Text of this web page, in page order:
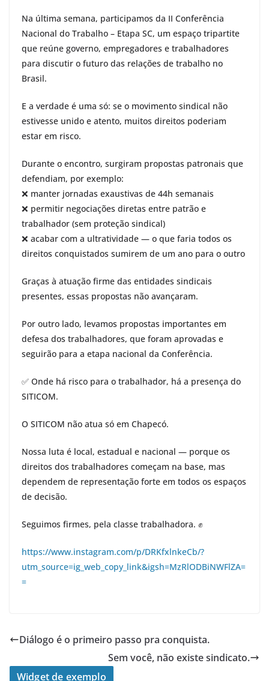
Na última semana, participamos da II Conferência
Nacional do Trabalho – Etapa SC, um espaço tripartite
que reúne governo, empregadores e trabalhadores
para discutir o futuro das relações de trabalho no
Brasil.
E a verdade é uma só: se o movimento sindical não
estivesse unido e atento, muitos direitos poderiam
estar em risco.
Durante o encontro, surgiram propostas patronais que
defendiam, por exemplo:
❌ manter jornadas exaustivas de 44h semanais
❌ permitir negociações diretas entre patrão e
trabalhador (sem proteção sindical)
❌ acabar com a ultratividade — o que faria todos os
direitos conquistados sumirem de um ano para o outro
Graças à atuação firme das entidades sindicais
presentes, essas propostas não avançaram.
Por outro lado, levamos propostas importantes em
defesa dos trabalhadores, que foram aprovadas e
seguirão para a etapa nacional da Conferência.
✅ Onde há risco para o trabalhador, há a presença do
SITICOM.
O SITICOM não atua só em Chapecó.
Nossa luta é local, estadual e nacional — porque os
direitos dos trabalhadores começam na base, mas
dependem de representação forte em todos os espaços
de decisão.
Seguimos firmes, pela classe trabalhadora. ✊
https://www.instagram.com/p/DRKfxlnkeCb/?
utm_source=ig_web_copy_link&igsh=MzRlODBiNWFlZA=
=
Diálogo é o primeiro passo pra conquista.
Sem você, não existe sindicato.
Widget de exemplo